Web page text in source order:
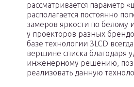
рассматривается параметр
располагается постоянно
замеров яркости по белому
у проекторов разных
базе технологии 3LCD
вершине списка благодаря
инженерному решению,
реализовать данную